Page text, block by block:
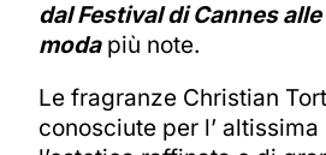
dal Festival di Cannes
modapiù note.
Le fragranze Christian
conosciute per l’